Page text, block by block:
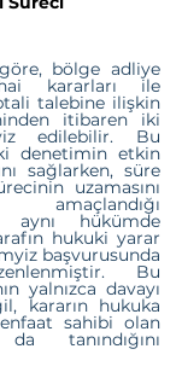
bölge adliye
kararları ile
talebine ilişkin
itibaren iki
edilebilir. Bu
denetimin etkin
sağlarken, süre
uzamasını
aynı hükümde
hukuki yarar
başvurusunda
Bu
yalnızca davayı
kararın hukuka
sahibi olan